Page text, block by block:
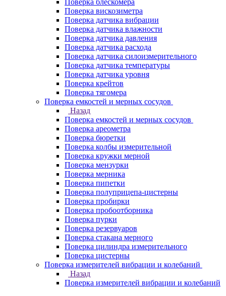
Поверка блескомера
Поверка вискозиметра
Поверка датчика вибрации
Поверка датчика влажности
Поверка датчика давления
Поверка датчика расхода
Поверка датчика силоизмерительного
Поверка датчика температуры
Поверка датчика уровня
Поверка крейтов
Поверка тягомера
Поверка емкостей и мерных сосудов
Назад
Поверка емкостей и мерных сосудов
Поверка ареометра
Поверка бюретки
Поверка колбы измерительной
Поверка кружки мерной
Поверка мензурки
Поверка мерника
Поверка пипетки
Поверка полуприцепа-цистерны
Поверка пробирки
Поверка пробоотборника
Поверка пурки
Поверка резервуаров
Поверка стакана мерного
Поверка цилиндра измерительного
Поверка цистерны
Поверка измерителей вибрации и колебаний
Назад
Поверка измерителей вибрации и колебаний